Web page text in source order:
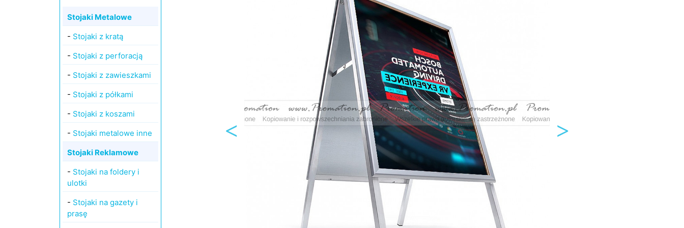
Stojaki Metalowe
- Stojaki z kratą
- Stojaki z perforacją
- Stojaki z zawieszkami
- Stojaki z półkami
- Stojaki z koszami
- Stojaki metalowe inne
Stojaki Reklamowe
- Stojaki na foldery i
ulotki
- Stojaki na gazety i
prasę